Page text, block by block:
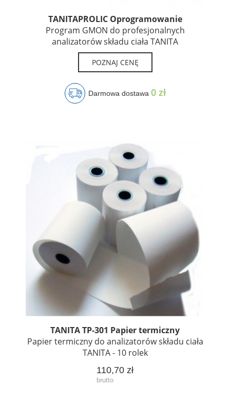
TANITAPROLIC Oprogramowanie
Program GMON do profesjonalnych
analizatorów składu ciała TANITA
POZNAJ CENĘ
Darmowa dostawa 0 zł
TANITA TP-301 Papier termiczny
Papier termiczny do analizatorów składu ciała
TANITA - 10 rolek
110,70 zł